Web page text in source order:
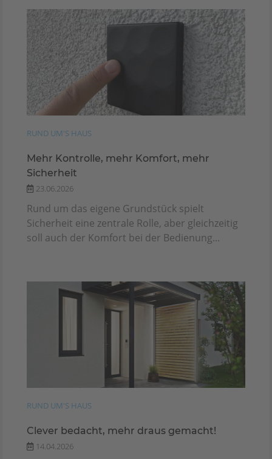
RUND UM'S HAUS
Mehr Kontrolle, mehr Komfort, mehr
Sicherheit
23.06.2026
Rund um das eigene Grundstück spielt
Sicherheit eine zentrale Rolle, aber gleichzeitig
soll auch der Komfort bei der Bedienung...
RUND UM'S HAUS
Clever bedacht, mehr draus gemacht!
14.04.2026